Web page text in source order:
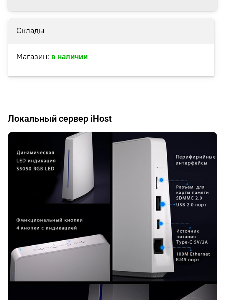
Склады
Магазин: в наличии
Локальный сервер iHost